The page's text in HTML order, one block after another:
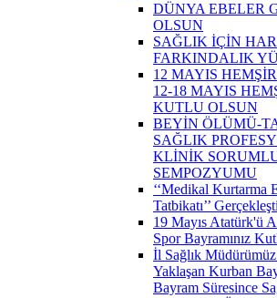
DÜNYA EBELER
OLSUN
SAĞLIK İÇİN
FARKINDALIK
12 MAYIS
12-18 MAYIS
KUTLU OLSUN
BEYİN ÖLÜMÜ-
SAĞLIK
KLİNİK
SEMPOZYUMU
‘‘Medikal Kurtarma
Tatbikatı’’
19 Mayıs Atatürk'ü
Spor Bayramınız
İl Sağlık
Yaklaşan Kurban
Bayram Süresince